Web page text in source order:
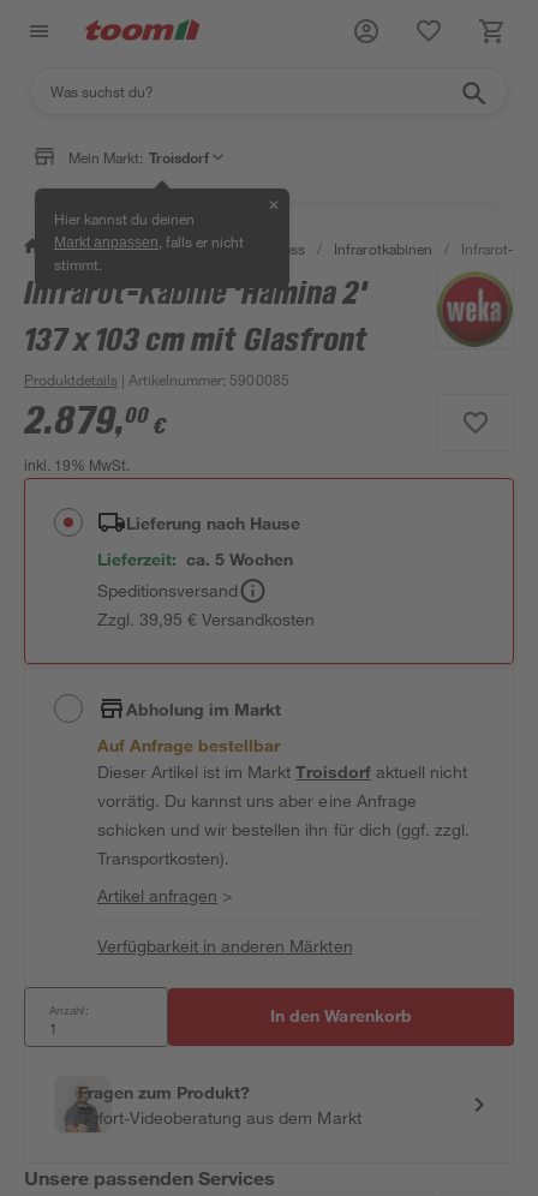
Mein Markt: Troisdorf
Hier kannst du deinen
Markt anpassen , falls er nicht
stimmt.
✕
/ Bad & Sanitär / Sauna & Wellness / Infrarotkabinen / Infrarot-
Infrarot-Kabine 'Hamina 2'
137 x 103 cm mit Glasfront
Produktdetails | Artikelnummer: 5900085
2.879,00 €
inkl. 19% MwSt.
Lieferung nach Hause
Lieferzeit: ca. 5 Wochen
Speditionsversand
Zzgl. 39,95 € Versandkosten
Abholung im Markt
Auf Anfrage bestellbar
Dieser Artikel ist im MarktTroisdorfaktuell nicht
vorrätig. Du kannst uns aber eine Anfrage
schicken und wir bestellen ihn für dich (ggf. zzgl.
Transportkosten).
Artikel anfragen >
Verfügbarkeit in anderen Märkten
Anzahl: In den Warenkorb
Fragen zum Produkt?
Sofort-Videoberatung aus dem Markt
Unsere passenden Services